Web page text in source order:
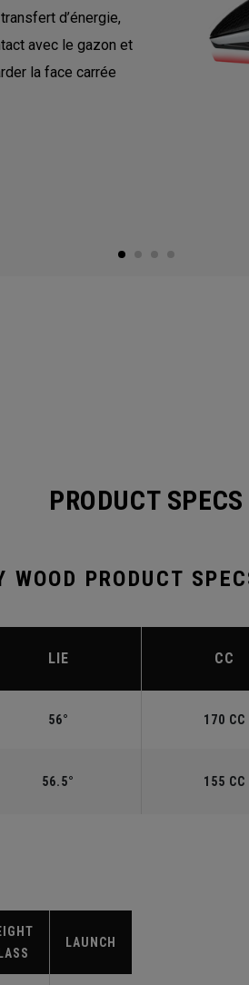
d’énergie,
avec le gazon et
la face carrée
PRODUCT SPECS
PRODUCT
LIE CC
56° 170 CC
56.5° 155 CC
LAUNCH